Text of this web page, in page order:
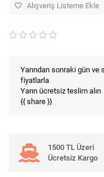
Alışveriş Listeme Ekle
Yarından sonraki gün ve
fiyatlarla
Yarın ücretsiz teslim alın
{{ share }}
1500 TL Üzeri
Ücretsiz Kargo